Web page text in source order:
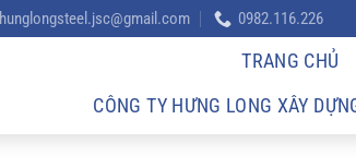
hunglongsteel.jsc@gmail.com 0982.116.226
TRANG CHỦ
CÔNG TY HƯNG LONG XÂY